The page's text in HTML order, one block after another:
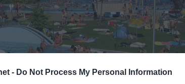
- Do Not Process My Personal Information